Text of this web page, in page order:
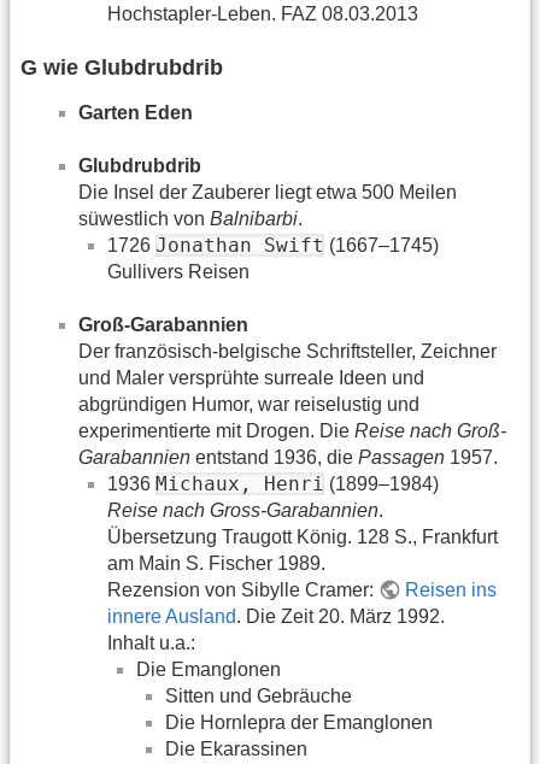
Hochstapler-Leben. FAZ 08.03.2013
G wie Glubdrubdrib
Garten Eden
Glubdrubdrib
Die Insel der Zauberer liegt etwa 500 Meilen
süwestlich von Balnibarbi.
1726 Jonathan Swift (1667–1745)
Gullivers Reisen
Groß-Garabannien
Der französisch-belgische Schriftsteller, Zeichner
und Maler versprühte surreale Ideen und
abgründigen Humor, war reiselustig und
experimentierte mit Drogen. Die Reise nach Groß-
Garabannien entstand 1936, die Passagen 1957.
1936 Michaux, Henri (1899–1984)
Reise nach Gross-Garabannien.
Übersetzung Traugott König. 128 S., Frankfurt
am Main S. Fischer 1989.
Rezension von Sibylle Cramer:
Reisen ins
innere Ausland. Die Zeit 20. März 1992.
Inhalt u.a.:
Die Emanglonen
Sitten und Gebräuche
Die Hornlepra der Emanglonen
Die Ekarassinen